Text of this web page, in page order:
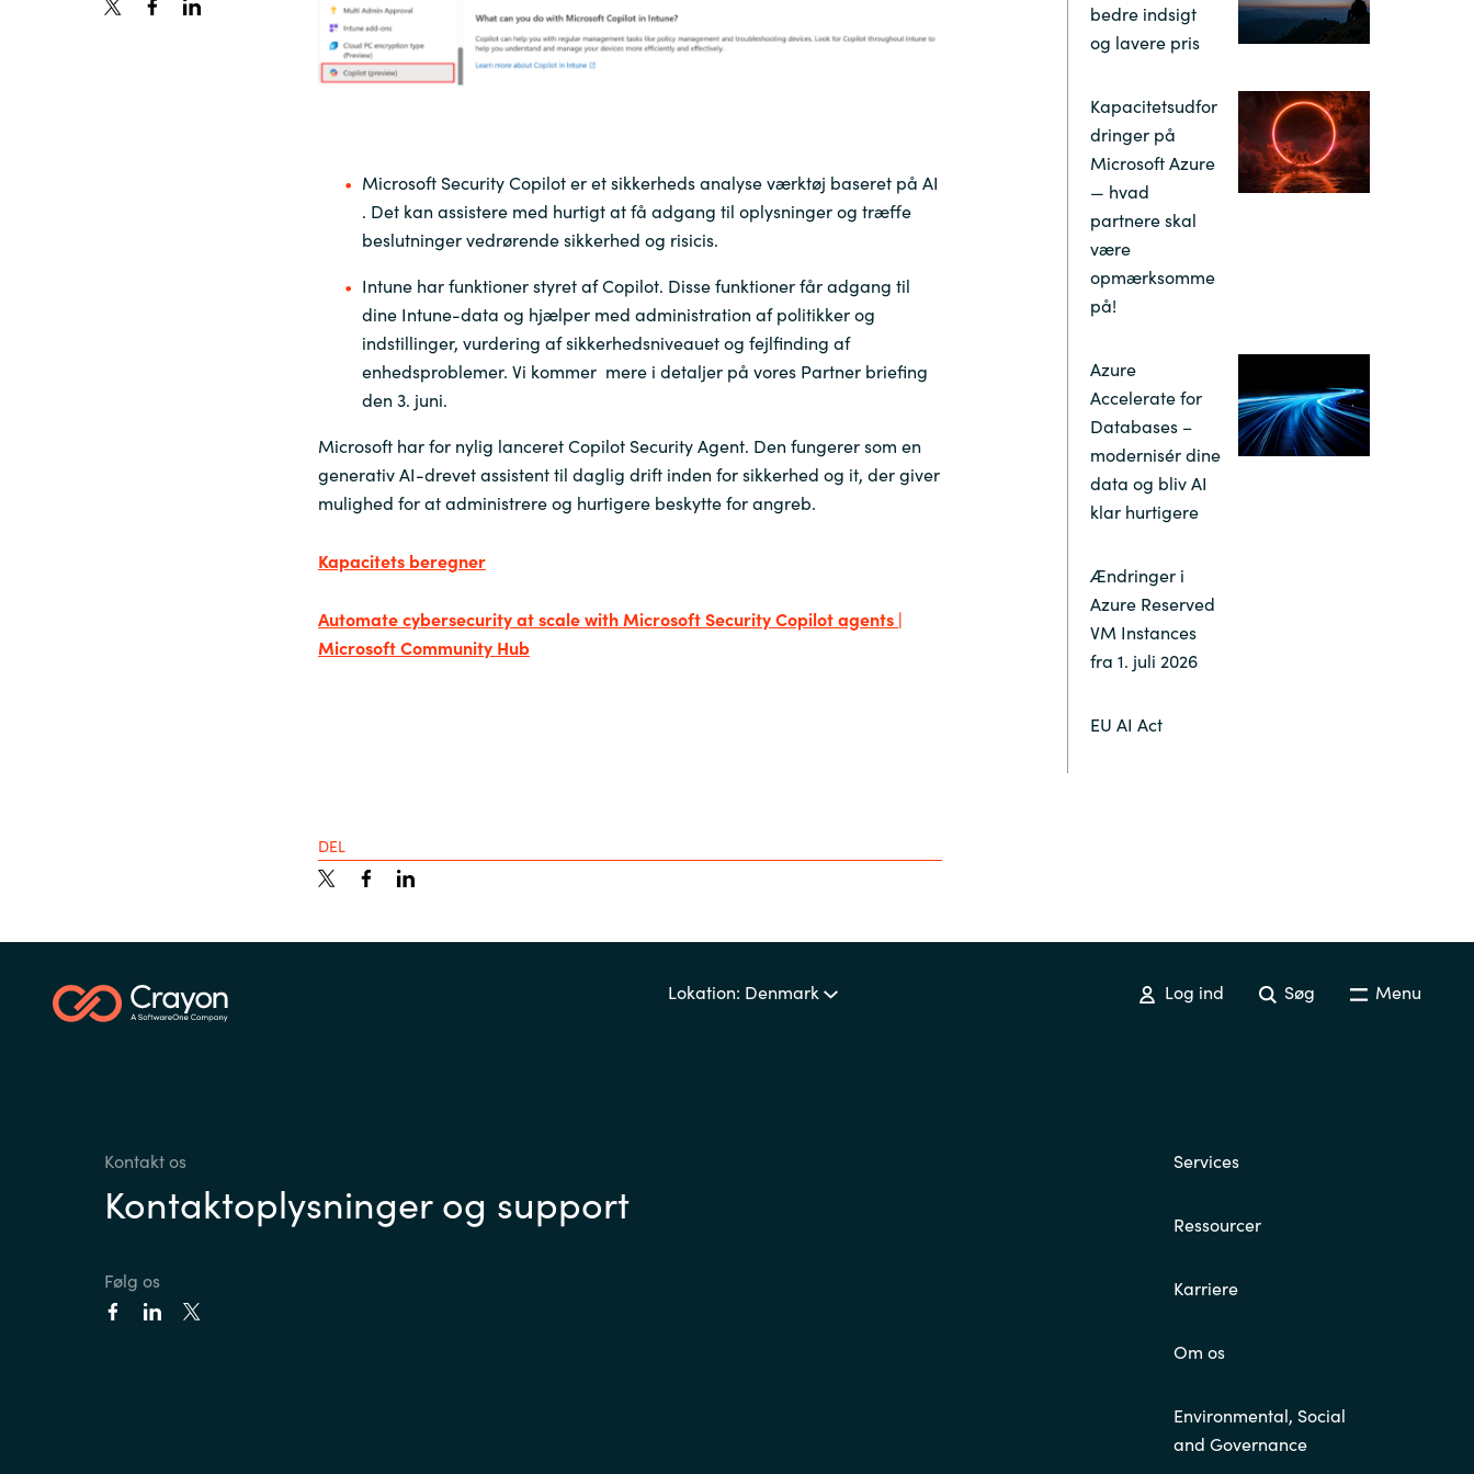
France
Hungary
Iceland
Latvia
Malaysia
Middle East
Netherlands
Norway
Oman
Philippines
Poland
Serbia
Slovenia
Singapore
Spain
United States
Microsoft Security Copilot er et sikkerheds analyse værktøj baseret på AI
. Det kan assistere med hurtigt at få adgang til oplysninger og træffe
beslutninger vedrørende sikkerhed og risicis.
Intune har funktioner styret af Copilot. Disse funktioner får adgang til
dine Intune-data og hjælper med administration af politikker og
indstillinger, vurdering af sikkerhedsniveauet og fejlfinding af
enhedsproblemer. Vi kommer mere i detaljer på vores Partner briefing
den 3. juni.
Microsoft har for nylig lanceret Copilot Security Agent. Den fungerer som en
generativ AI-drevet assistent til daglig drift inden for sikkerhed og it, der giver
mulighed for at administrere og hurtigere beskytte for angreb.
Kapacitets beregner
Automate cybersecurity at scale with Microsoft Security Copilot agents |
Microsoft Community Hub
DEL
bedre indsigt
og lavere pris
Kapacitetsudfor
dringer på
Microsoft Azure
— hvad
partnere skal
være
opmærksomme
på!
Azure
Accelerate for
Databases –
modernisér dine
data og bliv AI
klar hurtigere
Ændringer i
Azure Reserved
VM Instances
fra 1. juli 2026
EU AI Act
Lokation: Denmark Log ind Søg Menu
Kontakt os
Kontaktoplysninger og support
Følg os
Services
Ressourcer
Karriere
Om os
Environmental, Social
and Governance